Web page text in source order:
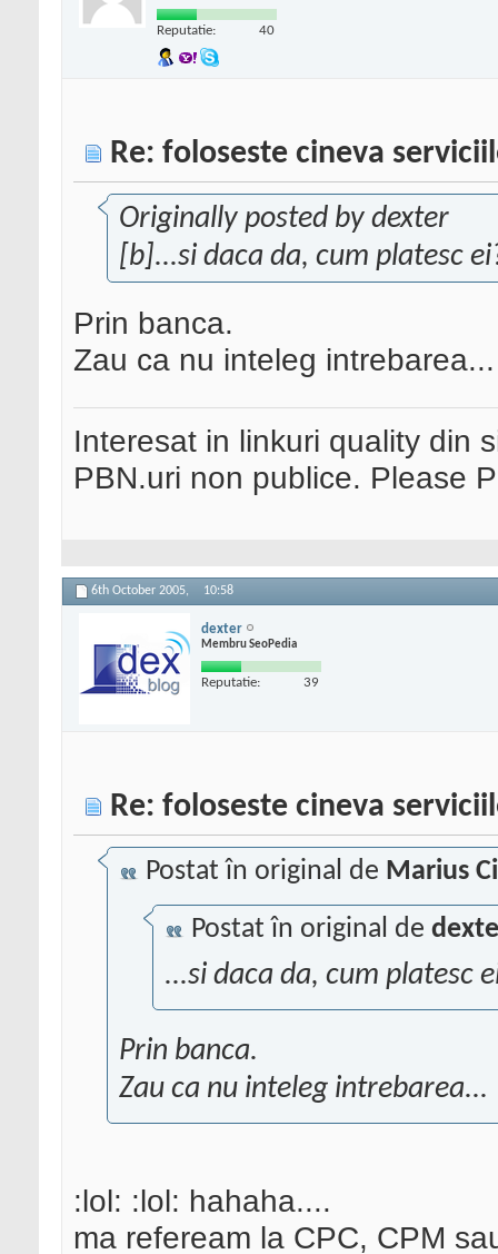
Reputatie: 40
Re: foloseste cineva
Originally posted by dexter
[b]...si daca da, cum platesc
Prin banca.
Zau ca nu inteleg intrebarea...
Interesat in linkuri quality din
PBN.uri non publice. Please
6th October 2005, 10:58
dexter
Membru SeoPedia
Reputatie: 39
Re: foloseste cineva
Postat în original de Marius
Postat în original de
...si daca da, cum platesc
Prin banca.
Zau ca nu inteleg intrebarea...
:lol: :lol: hahaha....
ma refeream la CPC, CPM